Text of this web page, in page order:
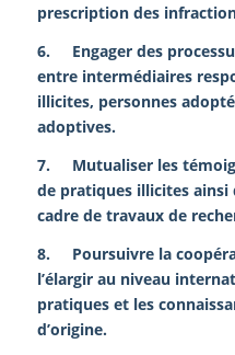
prescription des
6. Engager des
entre intermédiaires
illicites, personnes
adoptives.
7. Mutualiser les
de pratiques illicites ainsi
cadre de travaux de
8. Poursuivre la
l’élargir au niveau
pratiques et les
d’origine.